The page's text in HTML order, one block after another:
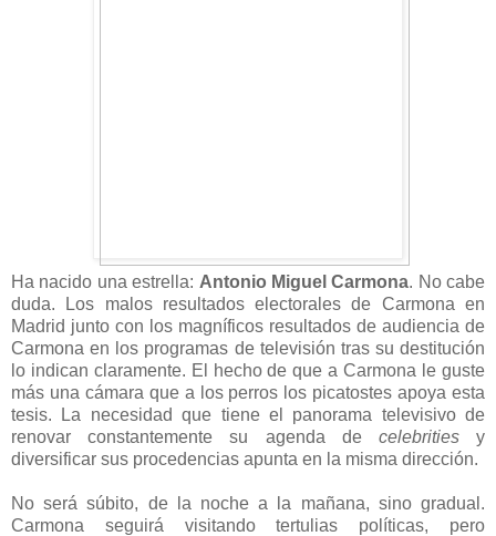
Ha nacido una estrella: Antonio Miguel Carmona. No cabe
duda. Los malos resultados electorales de Carmona en
Madrid junto con los magníficos resultados de audiencia de
Carmona en los programas de televisión tras su destitución
lo indican claramente. El hecho de que a Carmona le guste
más una cámara que a los perros los picatostes apoya esta
tesis. La necesidad que tiene el panorama televisivo de
renovar constantemente su agenda de celebritiesy
diversificar sus procedencias apunta en la misma dirección.
No será súbito, de la noche a la mañana, sino gradual.
Carmona seguirá visitando tertulias políticas, pero